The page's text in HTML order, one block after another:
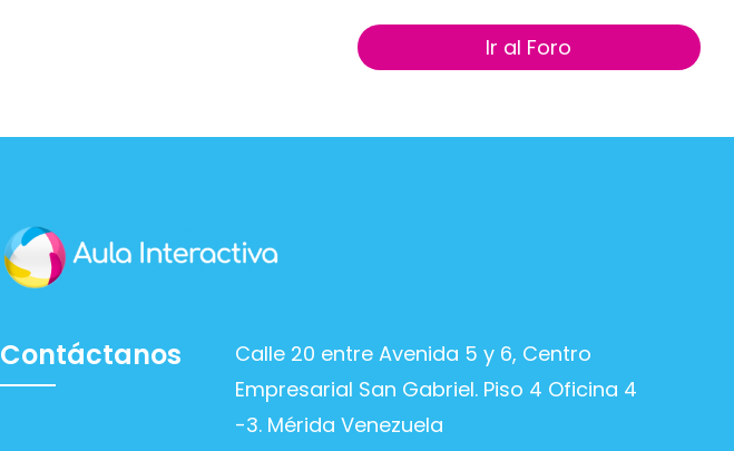
Ir al Foro
Contáctanos
Calle 20 entre Avenida 5 y 6, Centro
Empresarial San Gabriel. Piso 4 Oficina 4
-3. Mérida Venezuela